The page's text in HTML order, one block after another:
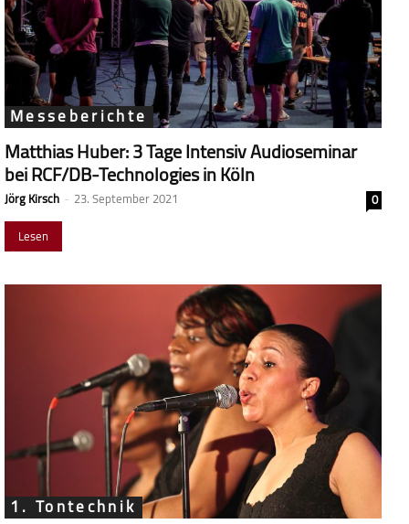
Messeberichte
Matthias Huber: 3 Tage Intensiv Audioseminar
bei RCF/DB-Technologies in Köln
Jörg Kirsch - 23. September 2021
0
Lesen
1. Tontechnik